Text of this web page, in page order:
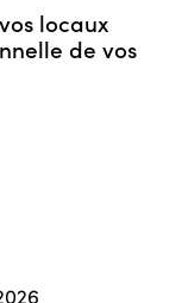
locaux
de vos